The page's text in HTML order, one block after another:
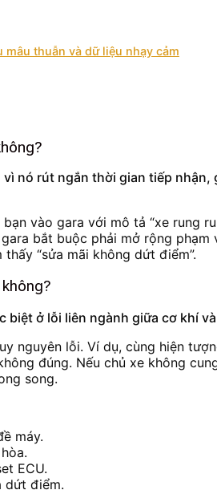
thuẫn và dữ liệu nhạy cảm
nó rút ngắn thời gian tiếp nhận,
vào gara với mô tả “xe rung
bắt buộc phải mở rộng
“sửa mãi không dứt điểm”.
biệt ở lỗi liên ngành giữa cơ khí
nguyên lỗi. Ví dụ, cùng hiện
đúng. Nếu chủ xe không
song.
máy.
ECU.
dứt điểm.